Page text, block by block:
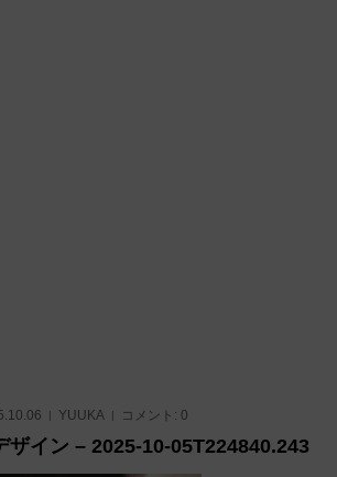
YUUKA コメント: 0
ザイン – 2025-10-05T224840.243